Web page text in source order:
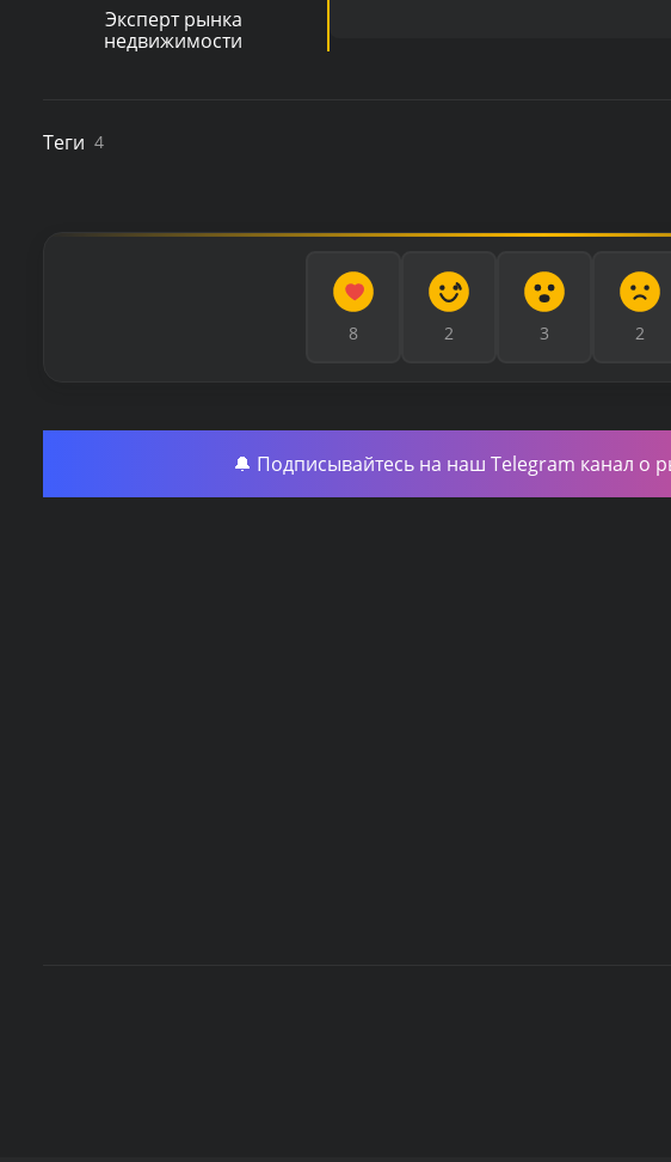
Эксперт рынка
недвижимости
Теги 4
8 2 3 2
🔔 Подписывайтесь на наш Telegram канал о